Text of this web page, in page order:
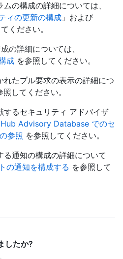
の構成の詳細については、
ィの更新の構成 」および
ください。
の詳細については、
成 を参照してください。
たプル要求の表示の詳細につ
照してください。
るセキュリティ アドバイザ
Advisory Database でのセ
参照 を参照してください。
通知の構成の詳細について
の通知を構成する を参照して
したか?